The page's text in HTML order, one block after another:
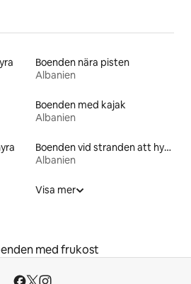
Boenden nära pisten
Albanien
Boenden med kajak
Albanien
Boenden vid stranden att hyra
Albanien
Visa mer
med frukost